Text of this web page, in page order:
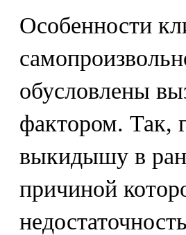
Особенности
обусловлены
фактором. Так,
выкидышу в
причиной